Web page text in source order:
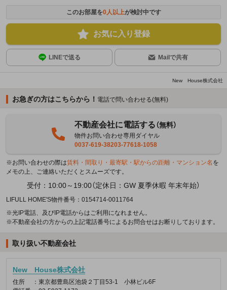
このお部屋を0人以上が検討中です
お気に入り登録
LINEで送る Mailで共有
New House株式会社
お急ぎの方はこちらから！ 電話で問い合わせる(無料)
不動産会社に電話する（無料）
物件お問い合わせ専用ダイヤル
0037-619-38203-77618-1058
※お問い合わせの際は賃料・間取り・最寄駅・駅からの距離・マンション名 を
メモの上、ご連絡いただくとスムーズです。
受付：10:00～19:00（定休日：GW 夏季休暇 年末年始）
LIFULL HOME'S物件番号：0154714-0011764
※光IP電話、及びIP電話からはご利用になれません。
※不動産会社の方からの上記電話番号によるお問合せはお断りしております。
取り扱い不動産会社
New House株式会社
住所
：東京都豊島区池袋２丁目53-1 小林ビル6F